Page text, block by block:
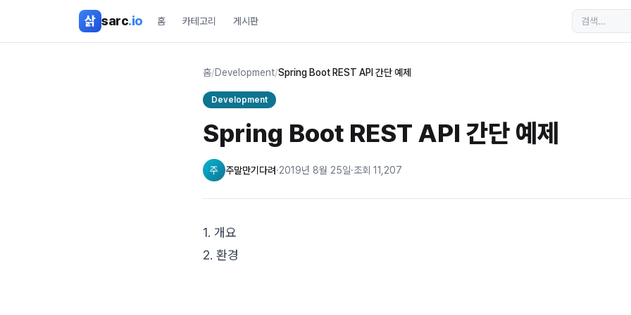
삵 sarc.io 홈 카테고리 게시판
홈/Development/Spring Boot REST API 간단 예제
Development
Spring Boot REST API 간단 예제
주 주말만기다려·2019년 8월 25일·조회 11,207
1. 개요
2. 환경